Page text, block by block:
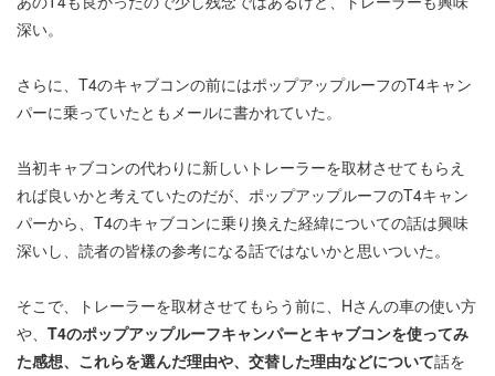
深い。
さらに、T4のキャブコンの前にはポップアップルーフのT4キャン
パーに乗っていたともメールに書かれていた。
当初キャブコンの代わりに新しいトレーラーを取材させてもらえ
れば良いかと考えていたのだが、ポップアップルーフのT4キャン
パーから、T4のキャブコンに乗り換えた経緯についての話は興味
深いし、読者の皆様の参考になる話ではないかと思いついた。
そこで、トレーラーを取材させてもらう前に、Hさんの車の使い方
や、 T4のポップアップルーフキャンパーとキャブコンを使ってみ
た感想、これらを選んだ理由や、交替した理由などについて話を